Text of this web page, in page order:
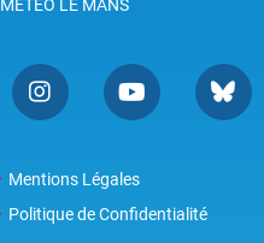
METEO LE MANS
Mentions Légales
Politique de Confidentialité